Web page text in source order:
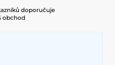
doporučuje
obchod